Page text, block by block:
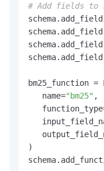
# Add fields to
bm25_function =
   name=
"bm25" ,
)